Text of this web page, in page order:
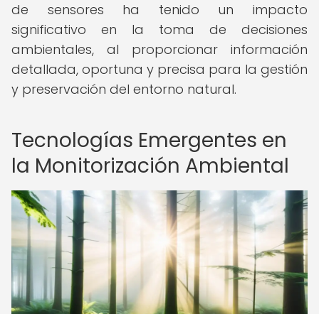
de sensores ha tenido un impacto
significativo en la toma de decisiones
ambientales, al proporcionar información
detallada, oportuna y precisa para la gestión
y preservación del entorno natural.
Tecnologías Emergentes en
la Monitorización Ambiental